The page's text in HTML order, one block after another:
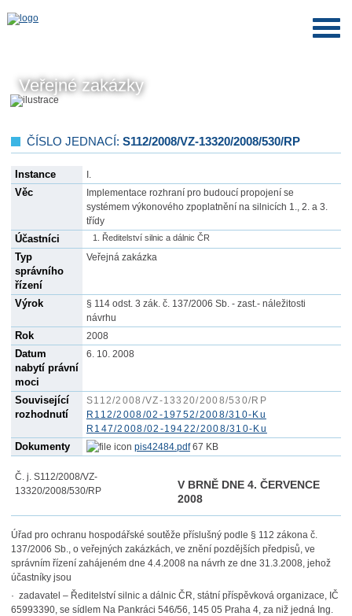
Veřejné zakázky
ČÍSLO JEDNACÍ: S112/2008/VZ-13320/2008/530/RP
Instance I.
Věc
Implementace rozhraní pro budoucí propojení se
systémem výkonového zpoplatnění na silnicích 1., 2. a 3.
třídy
Účastníci Ředitelství silnic a dálnic ČR
Typ
správního
řízení
Veřejná zakázka
Výrok
§ 114 odst. 3 zák. č. 137/2006 Sb. - zast.- náležitosti
návrhu
Rok 2008
Datum
nabytí právní
moci
6. 10. 2008
Související
rozhodnutí
S112/2008/VZ-13320/2008/530/RP
R112/2008/02-19752/2008/310-Ku
R147/2008/02-19422/2008/310-Ku
Dokumenty pis42484.pdf67 KB
Č. j. S112/2008/VZ-
13320/2008/530/RP
V BRNĚ DNE 4. ČERVENCE
2008
Úřad pro ochranu hospodářské soutěže příslušný podle § 112 zákona č.
137/2006 Sb., o veřejných zakázkách, ve znění pozdějších předpisů, ve
správním řízení zahájeném dne 4.4.2008 na návrh ze dne 31.3.2008, jehož
účastníky jsou
· zadavatel – Ředitelství silnic a dálnic ČR, státní příspěvková organizace, IČ
65993390, se sídlem Na Pankráci 546/56, 145 05 Praha 4, za niž jedná Ing.